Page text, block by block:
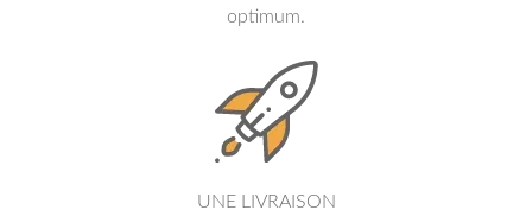
optimum.
UNE LIVRAISON